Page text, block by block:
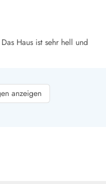
Haus ist sehr hell und
anzeigen